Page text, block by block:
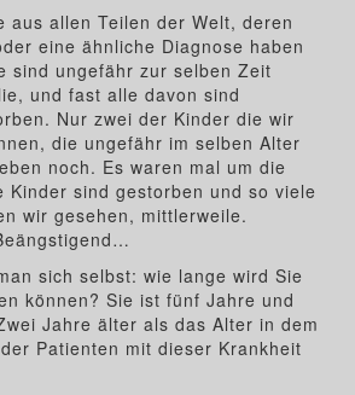
aus allen Teilen der Welt, deren
eine ähnliche Diagnose haben
sind ungefähr zur selben Zeit
und fast alle davon sind
Nur zwei der Kinder die wir
die ungefähr im selben Alter
noch. Es waren mal um die
Kinder sind gestorben und so viele
wir gesehen, mittlerweile.
sich selbst: wie lange wird Sie
können? Sie ist fünf Jahre und
Jahre älter als das Alter in dem
Patienten mit dieser Krankheit